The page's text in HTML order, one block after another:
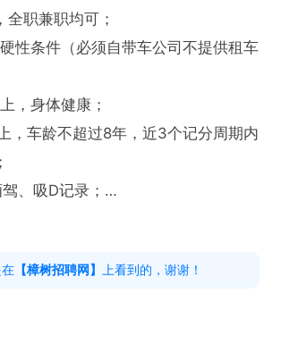
职兼职均可；
性条件（必须自带车公司不提供租车
，身体健康；
，车龄不超过8年，近3个记分周期内
、吸D记录；
实有效
；
欠工资，工资每7天一结算，每周二
；
【樟树招聘网】 上看到的，谢谢！